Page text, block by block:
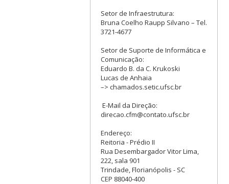
Setor de Infraestrutura:
Bruna Coelho Raupp Silvano – Tel.
3721-4677
Setor de Suporte de Informática e
Comunicação:
Eduardo B. da C. Krukoski
Lucas de Anhaia
–> chamados.setic.ufsc.br
E-Mail da Direção:
direcao.cfm@contato.ufsc.br
Endereço:
Reitoria - Prédio II
Rua Desembargador Vitor Lima,
222, sala 901
Trindade, Florianópolis - SC
CEP 88040-400